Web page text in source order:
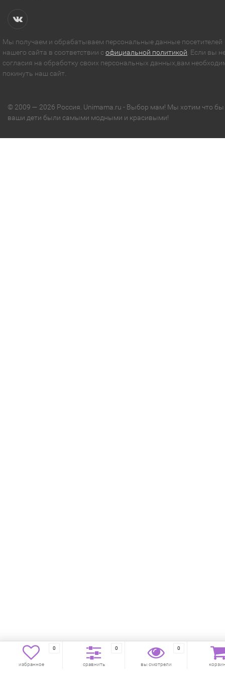
Мы получаем и обрабатываем персональные данные посетителей
нашего сайта в соответствии софициальной политикой . Если вы
согласия на обработку своих персональных данных,вам
покинуть наш сайт.
© 2009 — 2026 Россия. Unimama.ru - Выбор мам! Мы хотим что бы
ваши дети были самыми модными и красивыми!
0
избранное
0
сравнить
0
вы смотрели